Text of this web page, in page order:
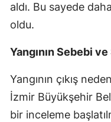
aldı. Bu sayede
oldu.
Yangının Sebebi
Yangının çıkış
İzmir Büyükşehir
bir inceleme